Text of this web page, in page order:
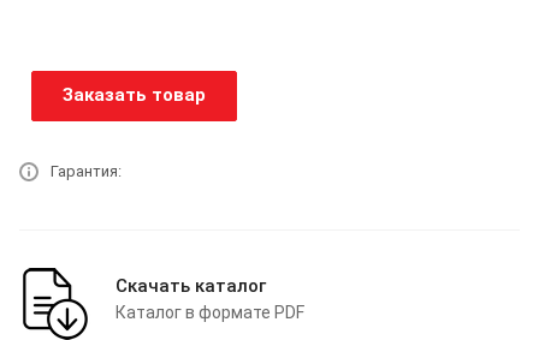
Заказать товар
Гарантия:
Скачать каталог
Каталог в формате PDF